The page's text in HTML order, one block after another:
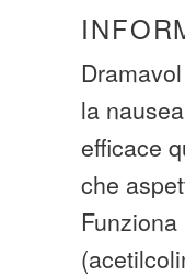
la
efficace
che